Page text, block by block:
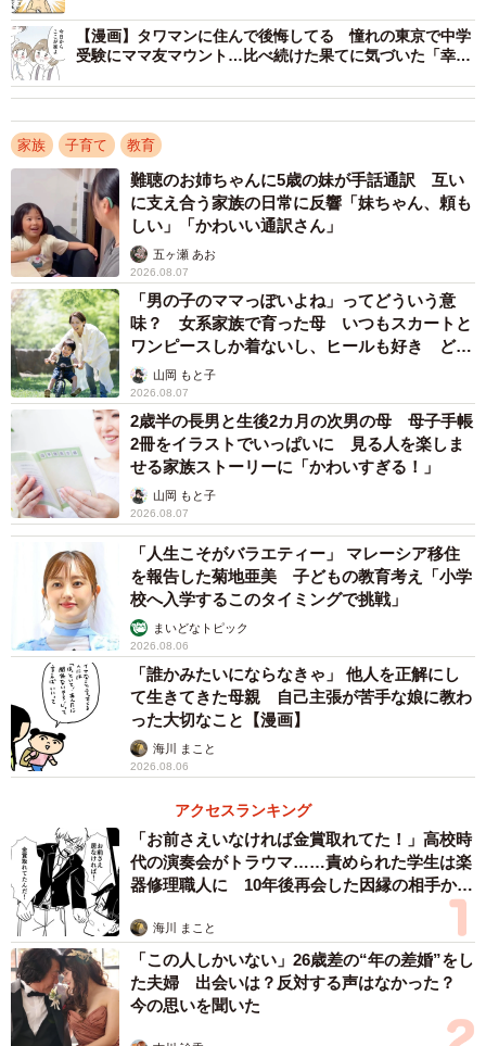
ただの「世間話」？それともマウント？
「受験どうだった？」という言葉は、受験が終わったばか
りの家庭にとってはとてもデリケートな話題です。Wさん
を告げることなく、先に他人の結果を聞いてくることにも
違和感を覚えます。ただの雑談なのか、それとも他人の合
否情報を話のネタとして集めているだけなのでしょうか。
こちらが答えにくい結果であることを察しない人も多いの
です。そして「AくんはK中学で、Mさんの息子さんとまた
一緒の学校に行けると心強いって言っていたよ！」と、ま
るで合格前提のような言葉まで続けられ、追い打ちをかけ
られるような気持ちになります。
2/6
受験が終わった後も続く「ランキング」
受験が終わった後も、「どこに受かった？」「どこを受け
た？」と、まるでランキング発表のように話題にする人は
一定数います。
Mさんは、今回の結果をきちんと受け止め、新たなスター
トを切ろうとしています。しかし、単なる興味本位で結果
を聞かれると、正直なところ対応に困ってしまいます。特
に、わざわざ第一志望校の合格者情報を伝えてくるような
人には、「それで、何なの？」と心の中で叫びたくなって
しまいます。
【漫画】タワマンに住んで後悔してる 憧れの東京で中学
受験にママ友マウント…比べ続けた果てに気づいた「幸
家族 子育て 教育
難聴のお姉ちゃんに5歳の妹が手話通訳 互い
に支え合う家族の日常に反響「妹ちゃん、頼も
しい」「かわいい通訳さん」
五ヶ瀬 あお
2026.08.07
「男の子のママっぽいよね」ってどういう意
味？ 女系家族で育った母 いつもスカートと
ワンピースしか着ないし、ヒールも好き どの
へんが…
山岡 もと子
2026.08.07
2歳半の長男と生後2カ月の次男の母 母子手帳
2冊をイラストでいっぱいに 見る人を楽しま
せる家族ストーリーに「かわいすぎる！」
山岡 もと子
2026.08.07
「人生こそがバラエティー」 マレーシア移住
を報告した菊地亜美 子どもの教育考え「小学
校へ入学するこのタイミングで挑戦」
まいどなトピック
2026.08.06
「誰かみたいにならなきゃ」 他人を正解にし
て生きてきた母親 自己主張が苦手な娘に教わ
った大切なこと【漫画】
海川 まこと
2026.08.06
アクセスランキング
「お前さえいなければ金賞取れてた！」高校時
代の演奏会がトラウマ……責められた学生は楽
器修理職人に 10年後再会した因縁の相手から
海川 まこと
「この人しかいない」26歳差の“年の差婚”をし
た夫婦 出会いは？反対する声はなかった？
今の思いを聞いた